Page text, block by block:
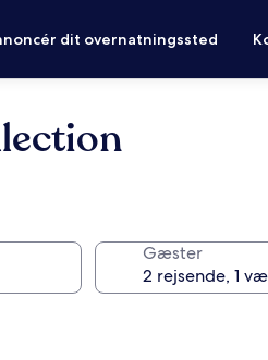
dit overnatningssted
Gæster